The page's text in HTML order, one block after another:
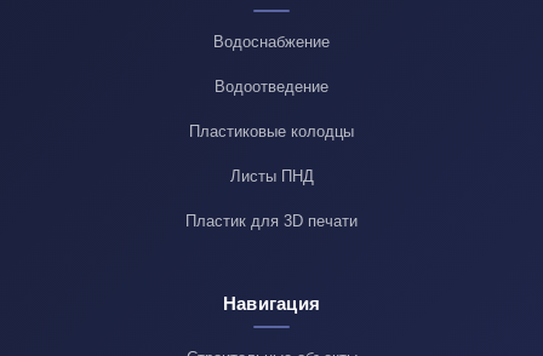
Водоснабжение
Водоотведение
Пластиковые колодцы
Листы ПНД
Пластик для 3D печати
Навигация